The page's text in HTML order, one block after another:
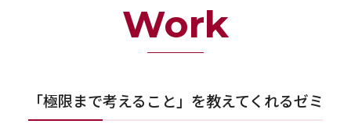
Work
「極限まで考えること」を教えてくれるゼミ